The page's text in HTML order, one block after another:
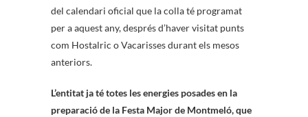
del calendari oficial que la colla té programat
per a aquest any, després d’haver visitat punts
com Hostalric o Vacarisses durant els mesos
anteriors.
L’entitat ja té totes les energies posades en la
preparació de la Festa Major de Montmeló, que